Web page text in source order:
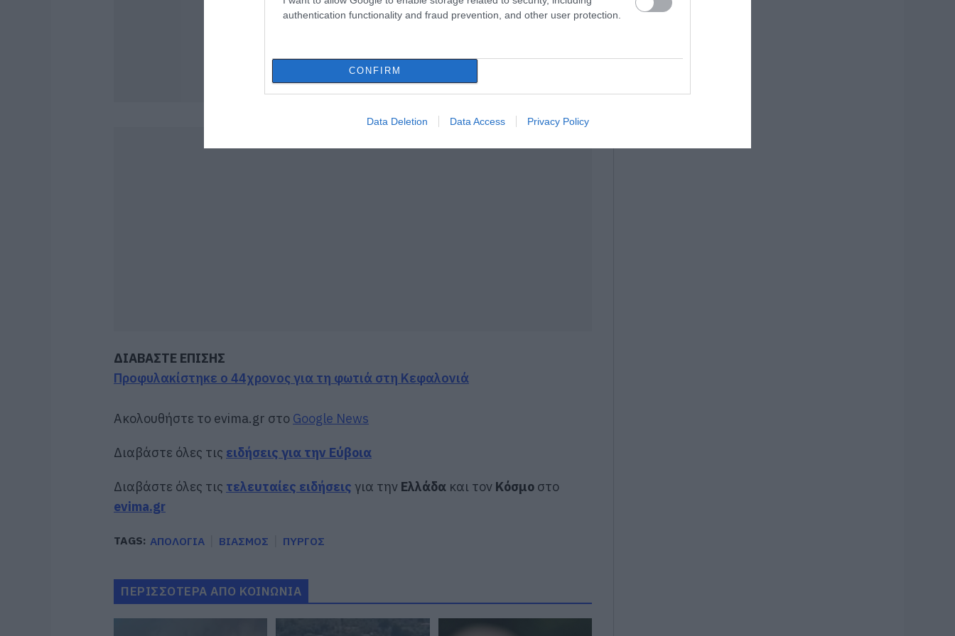
authentication functionality and fraud prevention, and other user protection.
CONFIRM
Data Deletion Data Access Privacy Policy
ΔΙΑΒΑΣΤΕ ΕΠΙΣΗΣ
Προφυλακίστηκε ο 44χρονος για τη φωτιά στη Κεφαλονιά
Ακολουθήστε το evima.gr στο Google News
Διαβάστε όλες τις ειδήσεις για την Εύβοια
Διαβάστε όλες τις τελευταίες ειδήσεις για την Ελλάδα και τον Κόσμο στο
evima.gr
TAGS: ΑΠΟΛΟΓΙΑ ΒΙΑΣΜΟΣ ΠΥΡΓΟΣ
ΠΕΡΙΣΣΟΤΕΡΑ ΑΠΟ ΚΟΙΝΩΝΙΑ